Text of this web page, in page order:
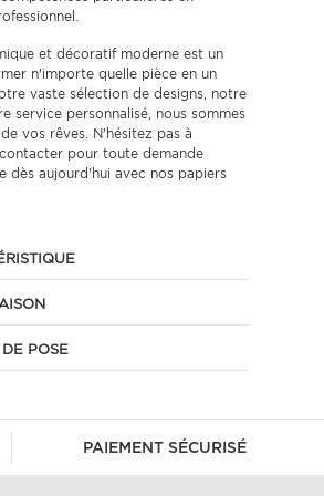
et décoratif moderne est un
n'importe quelle pièce en un
vaste sélection de designs, notre
service personnalisé, nous sommes
vos rêves. N'hésitez pas à
pour toute demande
dès aujourd'hui avec nos papiers
POSE
PAIEMENT SÉCURISÉ